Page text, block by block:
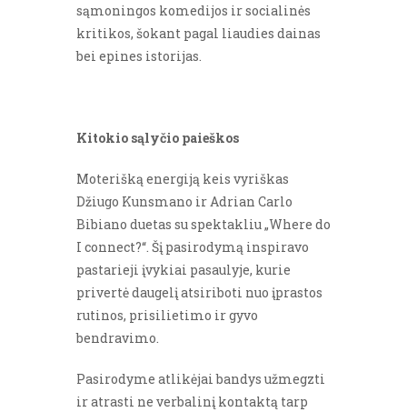
sąmoningos komedijos ir socialinės
kritikos, šokant pagal liaudies dainas
bei epines istorijas.
Kitokio sąlyčio paieškos
Moterišką energiją keis vyriškas
Džiugo Kunsmano ir Adrian Carlo
Bibiano duetas su spektakliu „Where do
I connect?“. Šį pasirodymą inspiravo
pastarieji įvykiai pasaulyje, kurie
privertė daugelį atsiriboti nuo įprastos
rutinos, prisilietimo ir gyvo
bendravimo.
Pasirodyme atlikėjai bandys užmegzti
ir atrasti ne verbalinį kontaktą tarp